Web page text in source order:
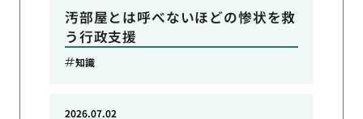
汚部屋とは呼べないほどの惨状を救
う行政支援
知識
2026.07.02